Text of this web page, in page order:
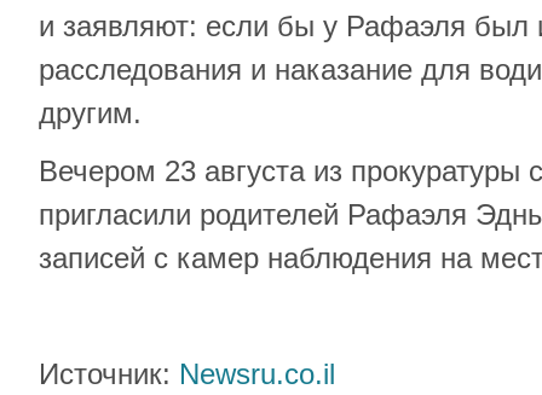
и заявляют: если бы у Рафаэля был
расследования и наказание для
другим.
Вечером 23 августа из прокуратуры
пригласили родителей Рафаэля
записей с камер наблюдения на
Источник: Newsru.co.il